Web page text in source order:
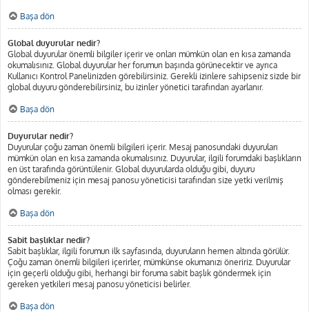
Başa dön
Global duyurular nedir?
Global duyurular önemli bilgiler içerir ve onları mümkün olan en kısa zamanda
okumalısınız. Global duyurular her forumun başında görünecektir ve ayrıca
Kullanıcı Kontrol Panelinizden görebilirsiniz. Gerekli izinlere sahipseniz sizde bir
global duyuru gönderebilirsiniz, bu izinler yönetici tarafından ayarlanır.
Başa dön
Duyurular nedir?
Duyurular çoğu zaman önemli bilgileri içerir. Mesaj panosundaki duyuruları
mümkün olan en kısa zamanda okumalısınız. Duyurular, ilgili forumdaki başlıkların
en üst tarafında görüntülenir. Global duyurularda olduğu gibi, duyuru
gönderebilmeniz için mesaj panosu yöneticisi tarafından size yetki verilmiş
olması gerekir.
Başa dön
Sabit başlıklar nedir?
Sabit başlıklar, ilgili forumun ilk sayfasında, duyuruların hemen altında görülür.
Çoğu zaman önemli bilgileri içerirler, mümkünse okumanızı öneririz. Duyurular
için geçerli olduğu gibi, herhangi bir foruma sabit başlık göndermek için
gereken yetkileri mesaj panosu yöneticisi belirler.
Başa dön